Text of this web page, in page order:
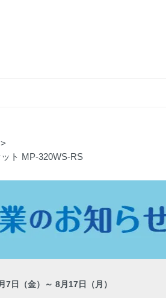
>
ト MP-320WS-RS
7日（金）～ 8月17日（月）